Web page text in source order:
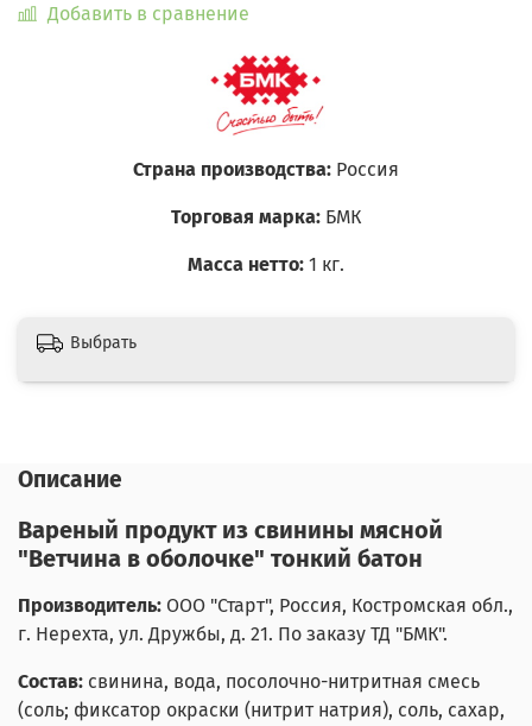
Добавить в сравнение
Страна производства: Россия
Торговая марка: БМК
Масса нетто: 1 кг.
Выбрать
Описание
Вареный продукт из свинины мясной
"Ветчина в оболочке" тонкий батон
Производитель: ООО "Старт", Россия, Костромская обл.,
г. Нерехта, ул. Дружбы, д. 21. По заказу ТД "БМК".
Состав: свинина, вода, посолочно-нитритная смесь
(соль; фиксатор окраски (нитрит натрия), соль, сахар,